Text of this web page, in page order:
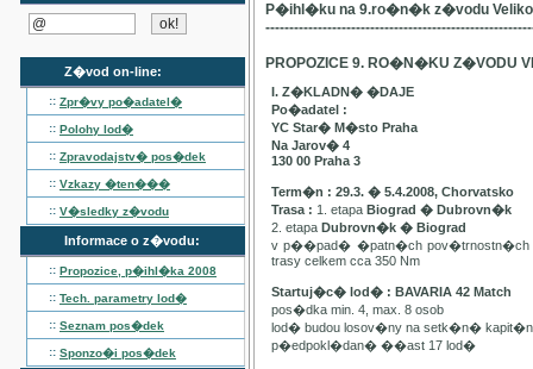
Z�vod on-line:
:: Zpr�vy po�adatel�
:: Polohy lod�
:: Zpravodajstv� pos�dek
:: Vzkazy �ten���
:: V�sledky z�vodu
Informace o z�vodu:
:: Propozice, p�ihl�ka 2008
:: Tech. parametry lod�
:: Seznam pos�dek
:: Sponzo�i pos�dek
P�ihl�ku na 9.ro�n�k z�vodu
PROPOZICE 9. RO�N�KU Z�VODU
I. Z�KLADN� �DAJE
Po�adatel :
YC Star� M�sto Praha
Na Jarov� 4
130 00 Praha 3
Term�n : 29.3. � 5.4.2008, Chorvatsko
Trasa : 1. etapa Biograd � Dubrovn�k
2. etapa Dubrovn�k � Biograd
v p��pad� �patn�ch pov�trnostn�ch
trasy celkem cca 350 Nm
Startuj�c� lod� : BAVARIA 42 Match
pos�dka min. 4, max. 8 osob
lod� budou losov�ny na setk�n�
p�edpokl�dan� ��ast 17 lod�